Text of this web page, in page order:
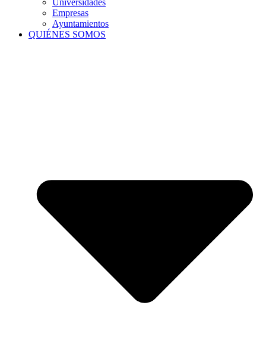
Universidades
Empresas
Ayuntamientos
QUIÉNES SOMOS